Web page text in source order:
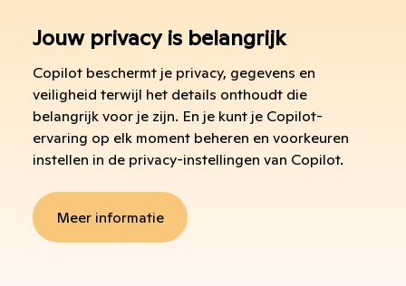
Jouw privacy is belangrijk
Copilot beschermt je privacy, gegevens en
veiligheid terwijl het details onthoudt die
belangrijk voor je zijn. En je kunt je Copilot-
ervaring op elk moment beheren en voorkeuren
instellen in de privacy-instellingen van Copilot.
Meer informatie